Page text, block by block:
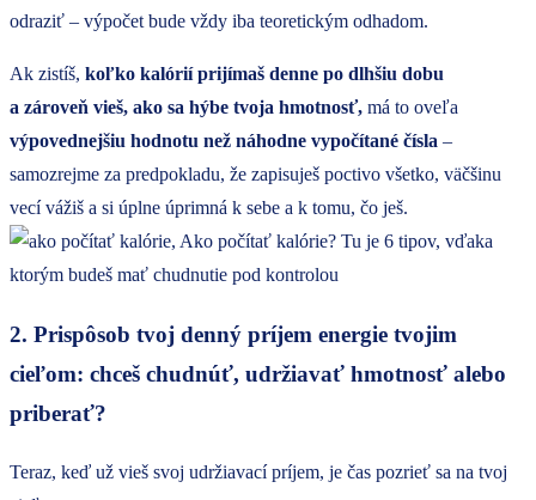
odraziť – výpočet bude vždy iba teoretickým odhadom.
Ak zistíš, koľko kalórií prijímaš denne po dlhšiu dobu
a zároveň vieš, ako sa hýbe tvoja hmotnosť, má to oveľa
výpovednejšiu hodnotu než náhodne vypočítané čísla –
samozrejme za predpokladu, že zapisuješ poctivo všetko, väčšinu
vecí vážiš a si úplne úprimná k sebe a k tomu, čo ješ.
2. Prispôsob tvoj denný príjem energie tvojim
cieľom: chceš chudnúť, udržiavať hmotnosť alebo
priberať?
Teraz, keď už vieš svoj udržiavací príjem, je čas pozrieť sa na tvoj